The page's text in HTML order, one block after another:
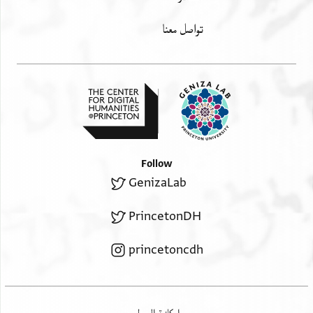
יצחק בן אלשרף מעתוק אלביאע
נאצר בן טייב ולדה חסון בן ביאן
יוסף בן מכרם אלח יוסף פרג אללה
בן פכר אלכ יעקב אלח צפי
[[פכר]] פכר בן ישועה אלכ נאצר בן מרדוך
אלשיך יצחק בן ניסאן
تواصل معنا
Follow
GenizaLab
PrincetonDH
princetoncdh